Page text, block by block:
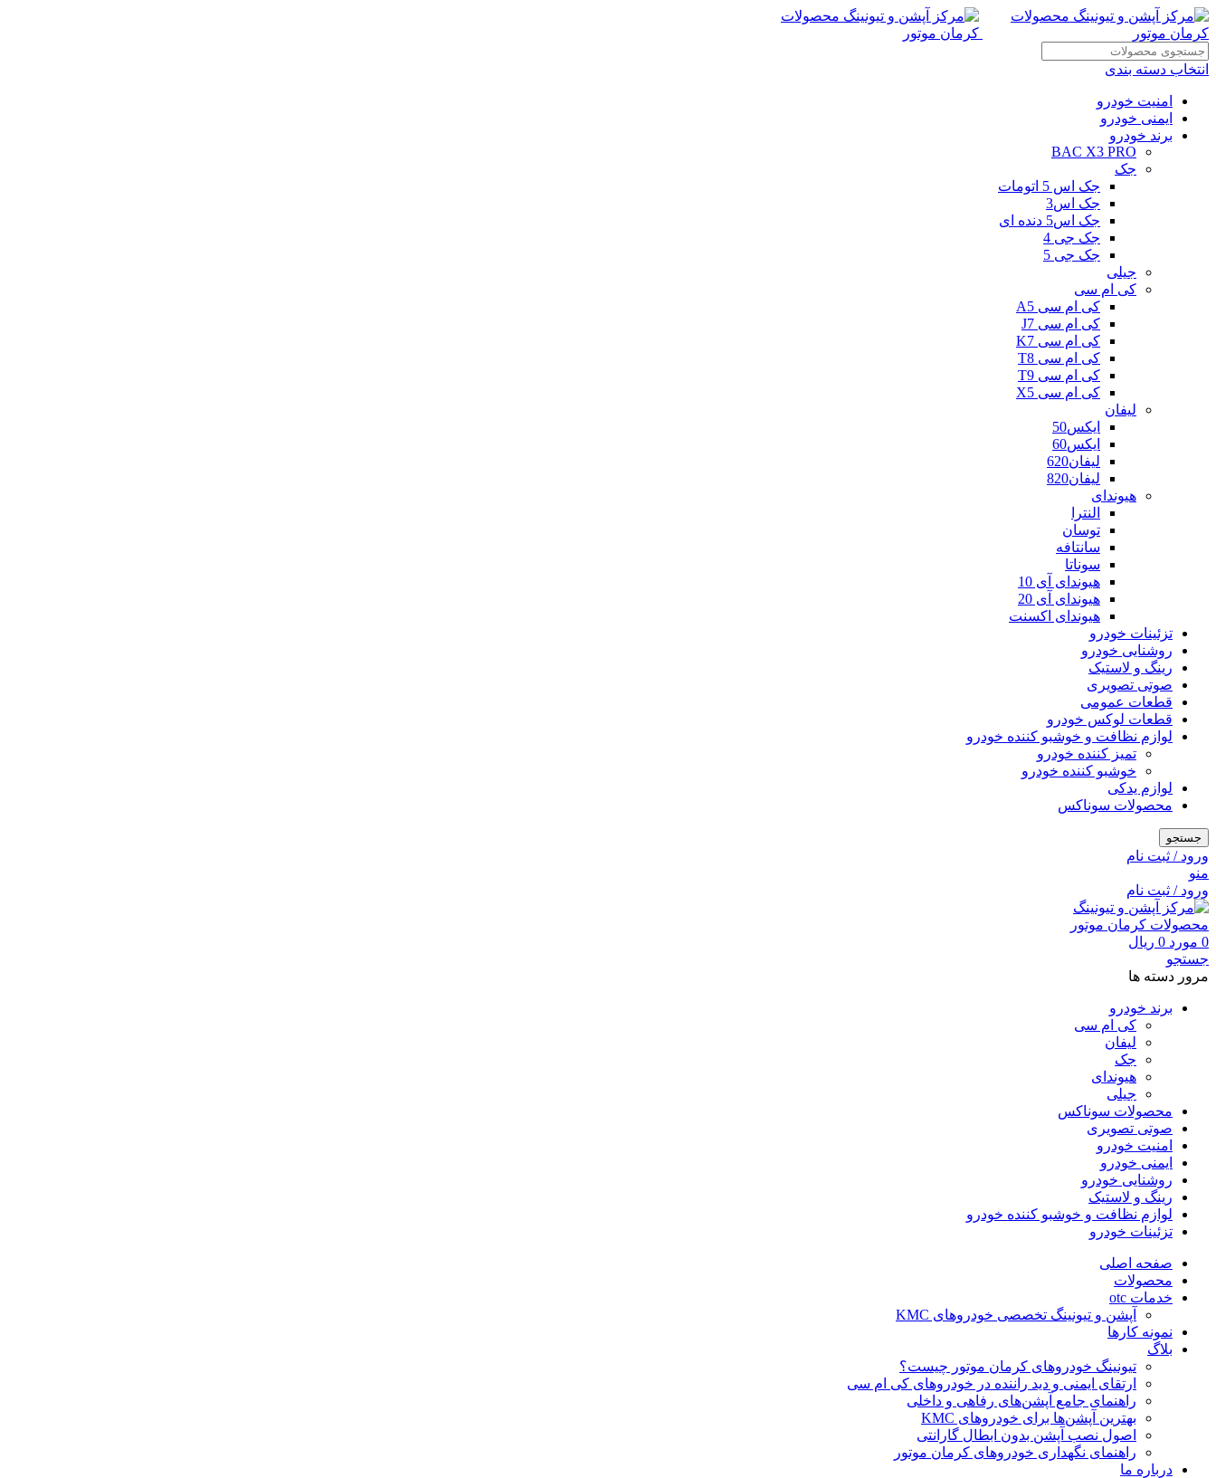
انتخاب دسته بندی
امنیت خودرو
ایمنی خودرو
برند خودرو
BAC X3 PRO
جک
جک اس 5 اتومات
جک اس3
جک اس5 دنده ای
جک جی 4
جک جی 5
جیلی
کی ام سی
کی ام سی A5
کی ام سی J7
کی ام سی K7
کی ام سی T8
کی ام سی T9
کی ام سی X5
لیفان
ایکس50
ایکس60
لیفان620
لیفان820
هیوندای
النترا
توسان
سانتافه
سوناتا
هیوندای آی 10
هیوندای آی 20
هیوندای اکسنت
تزئینات خودرو
روشنایی خودرو
رینگ و لاستیک
صوتی تصویری
قطعات عمومی
قطعات لوکس خودرو
لوازم نظافت و خوشبو کننده خودرو
تمیز کننده خودرو
خوشبو کننده خودرو
لوازم یدکی
محصولات سوناکس
جستجو
ورود / ثبت نام
منو
ورود / ثبت نام
0 مورد 0 ریال
جستجو
مرور دسته ها
برند خودرو
کی ام سی
لیفان
جک
هیوندای
جیلی
محصولات سوناکس
صوتی تصویری
امنیت خودرو
ایمنی خودرو
روشنایی خودرو
رینگ و لاستیک
لوازم نظافت و خوشبو کننده خودرو
تزئینات خودرو
صفحه اصلی
محصولات
خدمات otc
آپشن و تیونینگ تخصصی خودروهای KMC
نمونه کارها
بلاگ
تیونینگ خودروهای کرمان موتور چیست؟
ارتقای ایمنی و دید راننده در خودروهای کی ام سی
راهنمای جامع آپشن‌های رفاهی و داخلی
بهترین آپشن‌ها برای خودروهای KMC
اصول نصب آپشن بدون ابطال گارانتی
راهنمای نگهداری خودروهای کرمان موتور
درباره ما